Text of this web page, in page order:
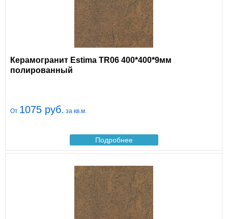
Керамогранит Estima TR06 400*400*9мм
полированный
От 1075 руб. за кв.м.
Подробнее